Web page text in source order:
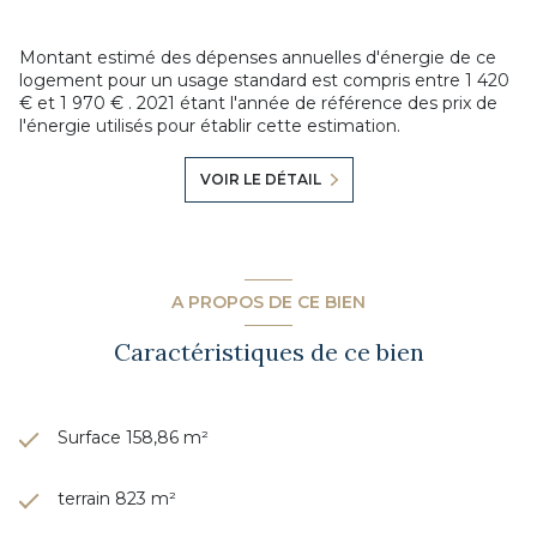
Montant estimé des dépenses annuelles d'énergie de ce
logement pour un usage standard est compris entre 1 420
€ et 1 970 € . 2021 étant l'année de référence des prix de
l'énergie utilisés pour établir cette estimation.
VOIR LE DÉTAIL
A PROPOS DE CE BIEN
Caractéristiques de ce bien
Surface 158,86 m²
terrain 823 m²